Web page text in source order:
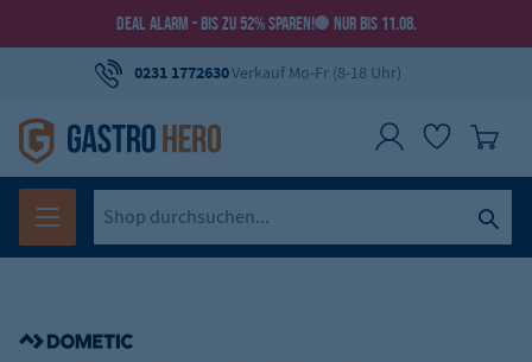
DEAL ALARM - BIS ZU 52% SPAREN! NUR BIS 11.08.
0231 1772630Verkauf Mo-Fr (8-18 Uhr)